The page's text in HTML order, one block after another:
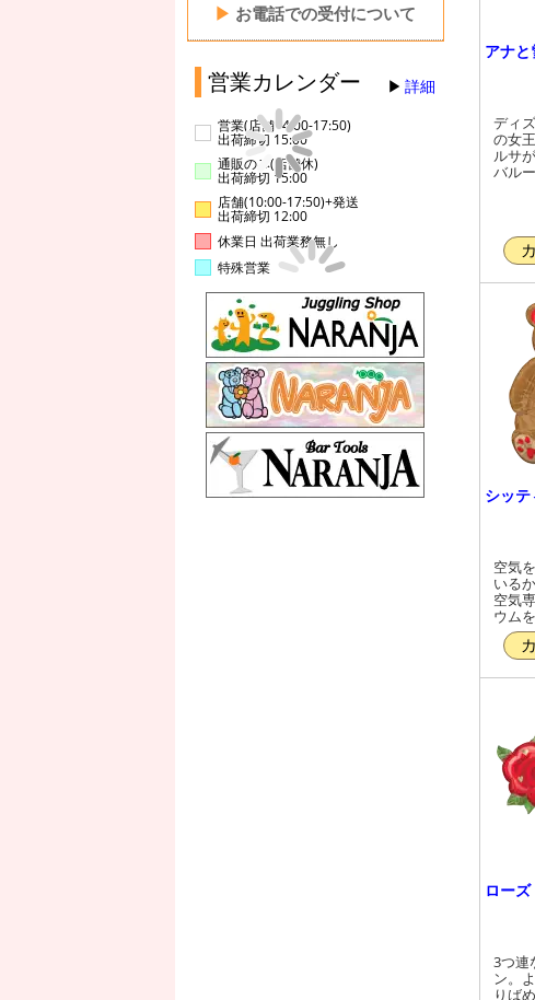
▶ お電話での受付について
営業カレンダー 詳細
営業(店舗14:00-17:50)
出荷締切 15:00
通販のみ(店舗休)
出荷締切 15:00
店舗(10:00-17:50)+発送
出荷締切 12:00
休業日 出荷業務無し
特殊営業
アナ
ディ
の女
ルサ
バルー
シッテ
空気
いる
空気
ウム
ロー
3つ連
ン。
りば